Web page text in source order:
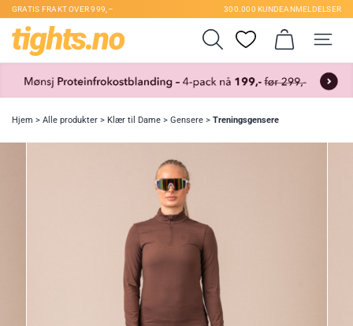
GRATIS FRAKT OVER 999,– 300.000 KUNDEANMELDELSER
Hjem > Alle produkter > Klær til Dame > Gensere > Treningsgensere